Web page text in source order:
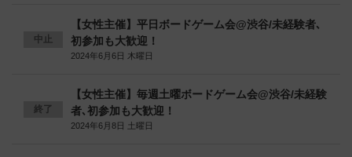
中止
【女性主催】平日ボードゲーム会@渋谷/未経験者､
初参加も大歓迎！
2024年6月6日 木曜日
終了
【女性主催】毎週土曜ボードゲーム会@渋谷/未経験
者､初参加も大歓迎！
2024年6月8日 土曜日